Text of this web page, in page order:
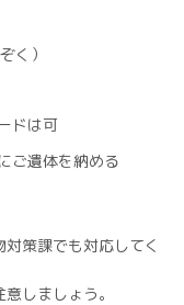
く）
ドは可
ご遺体を納める
策課でも対応してく
しましょう。